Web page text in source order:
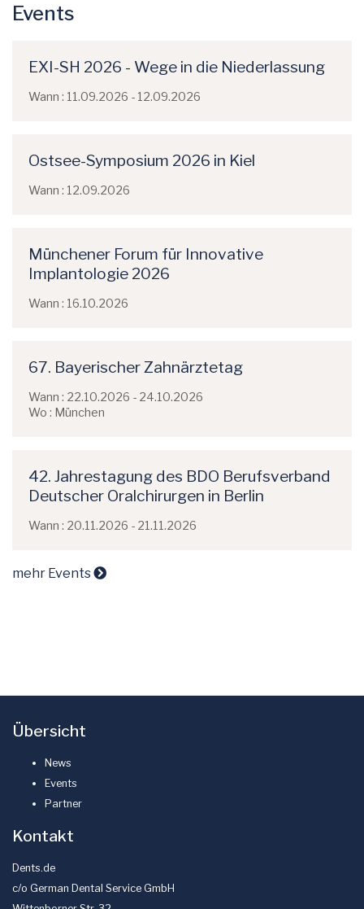
Events
EXI-SH 2026 - Wege in die Niederlassung
Wann : 11.09.2026 - 12.09.2026
Ostsee-Symposium 2026 in Kiel
Wann : 12.09.2026
Münchener Forum für Innovative
Implantologie 2026
Wann : 16.10.2026
67. Bayerischer Zahnärztetag
Wann : 22.10.2026 - 24.10.2026
Wo : München
42. Jahrestagung des BDO Berufsverband
Deutscher Oralchirurgen in Berlin
Wann : 20.11.2026 - 21.11.2026
mehr Events
Übersicht
News
Events
Partner
Kontakt
Dents.de
c/o German Dental Service GmbH